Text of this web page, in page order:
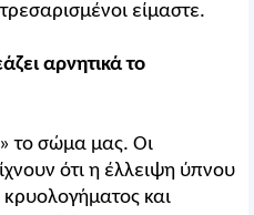
είμαστε.
αρνητικά το
το σώμα μας. Οι
ότι η έλλειψη ύπνου
και